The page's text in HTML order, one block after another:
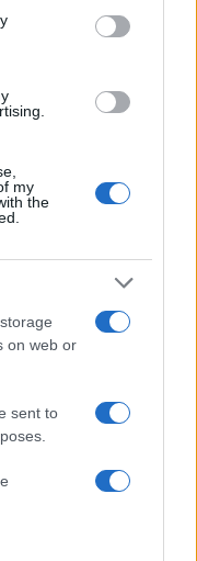
my
the
on web or
sent to
2000 /2000
ΤΡΑΜΠ
και τα